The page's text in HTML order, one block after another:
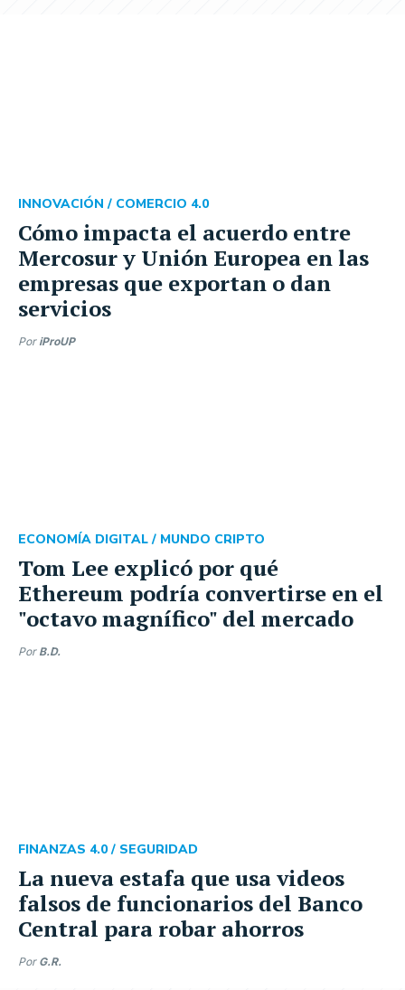
Cómo impacta el acuerdo entre
Mercosur y Unión Europea en las
empresas que exportan o dan
servicios
INNOVACIÓN / COMERCIO 4.0
Por iProUP
Tom Lee explicó por qué
Ethereum podría convertirse en el
"octavo magnífico" del mercado
ECONOMÍA DIGITAL / MUNDO CRIPTO
Por B.D.
La nueva estafa que usa videos
falsos de funcionarios del Banco
Central para robar ahorros
FINANZAS 4.0 / SEGURIDAD
Por G.R.